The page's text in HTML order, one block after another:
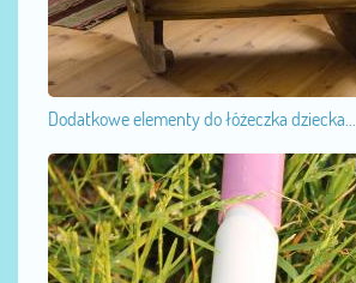
Dodatkowe elementy do łóżeczka dziecka...